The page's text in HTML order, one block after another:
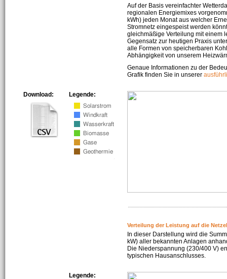
Auf der Basis vereinfachter
regionalen Energiemixes
kWh) jeden Monat aus welcher
Stromnetz eingespeist werden
gleichmäßige Verteilung mit einem
Gegensatz zur heutigen Praxis
alle Formen von speicherbaren
Abhängigkeit von unserem
Genaue Informationen zu der
Grafik finden Sie in unserer
Legende:
Download:
Verteilung der Leistung auf die
In dieser Darstellung wird die
kW) aller bekannten Anlagen
Die Niederspannung (230/400 V)
typischen Hausanschlusses.
Legende: